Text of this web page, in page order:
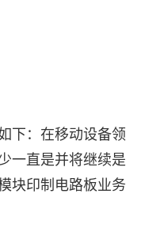
下：在移动设备领
一直是并将继续是
块印制电路板业务